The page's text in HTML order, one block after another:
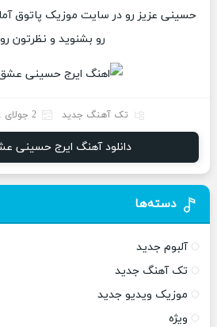
حسینی عزیز رو در سایت موزیک پاتوق
رو بشنوید و نظرتون
تک آهنگ جدید 2 جولای 2021
دانلود آهنگ ایرج حسینی
دسته‌ها
آلبوم جدید
تک آهنگ جدید
موزیک ویدیو جدید
ویژه